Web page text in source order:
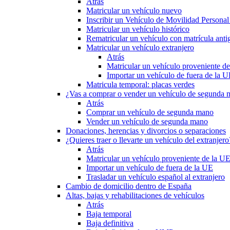
Matricular un vehículo nuevo
Inscribir un Vehículo de Movilidad
Matricular un vehículo histórico
Rematricular un vehículo con matrícula
Matricular un vehículo extranjero
Atrás
Matricular un vehículo proveniente
Importar un vehículo de fuera de la
Matricula temporal: placas verdes
¿Vas a comprar o vender un vehículo de segunda
Atrás
Comprar un vehículo de segunda mano
Vender un vehículo de segunda mano
Donaciones, herencias y divorcios o separaciones
¿Quieres traer o llevarte un vehículo del
Atrás
Matricular un vehículo proveniente de la UE
Importar un vehículo de fuera de la UE
Trasladar un vehículo español al extranjero
Cambio de domicilio dentro de España
Altas, bajas y rehabilitaciones de vehículos
Atrás
Baja temporal
Baja definitiva